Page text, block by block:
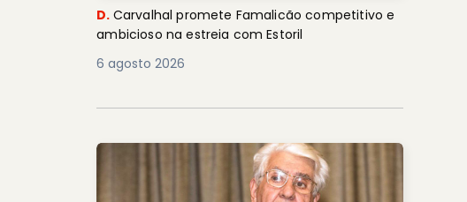
D. Carvalhal promete Famalicão competitivo e
ambicioso na estreia com Estoril
6 agosto 2026